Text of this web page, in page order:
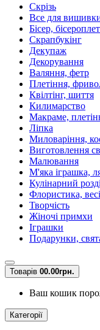
Скрізь
Все для
Бісер,
Скрапбукінг
Декупаж
Декорування
Валяння, фетр
Плетіння,
Квілтінг, шиття
Килимарство
Макраме,
Ліпка
Миловаріння,
Виготовлення
Малювання
М'яка іграшка,
Кулінарний
Флористика,
Творчість
Жіночі примхи
Іграшки
Подарунки,
Товарів 00.00грн.
Ваш кошик
Категорії